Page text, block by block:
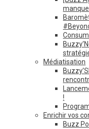
Médiatisation
!
Enrichir vos
Buzz